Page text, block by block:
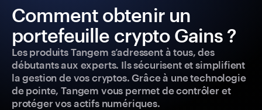
Comment obtenir un
portefeuille crypto Gains ?
Les produits Tangem s’adressent à tous, des
débutants aux experts. Ils sécurisent et simplifient
la gestion de vos cryptos. Grâce à une technologie
de pointe, Tangem vous permet de contrôler et
protéger vos actifs numériques.